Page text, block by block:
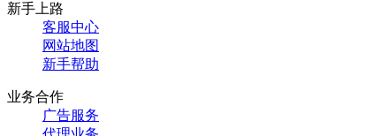
新手上路
客服中心
网站地图
新手帮助
业务合作
广告服务